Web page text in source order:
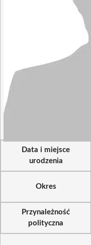
Data i miejsce
urodzenia
Okres
Przynależność
polityczna